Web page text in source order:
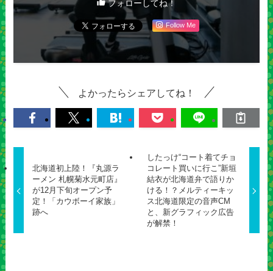
フォローしてね！
Follow Me
よかったらシェアしてね！
北海道初上陸！『丸源ラ
ーメン 札幌菊水元町店』
が12月下旬オープン予
定！「カウボーイ家族」
跡へ
したっけ“コート着てチョ
コレート買いに行こ”新垣
結衣が北海道弁で語りか
ける！？メルティーキッ
ス北海道限定の音声CM
と、新グラフィック広告
が解禁！